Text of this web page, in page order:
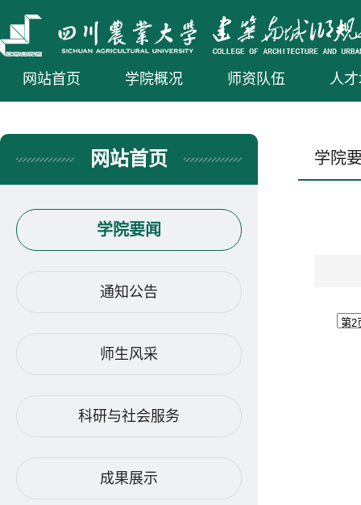
网站首页 学院概况 师资队伍 人
网站首页
学院要闻
通知公告
师生风采
科研与社会服务
成果展示
学院